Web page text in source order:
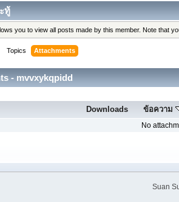
ทู้
you to view all posts made by this member. Note that
Topics Attachments
- mvvxykqpidd
Downloads ข้อความ
No
Suan